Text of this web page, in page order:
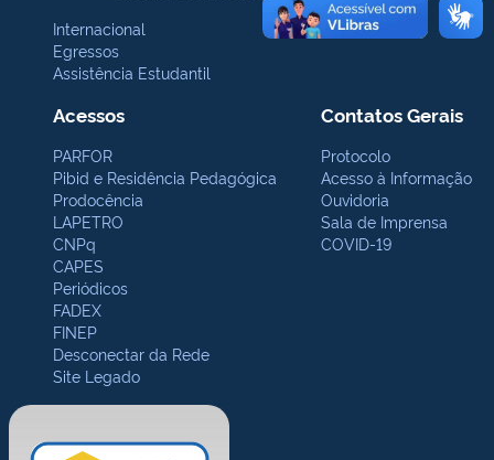
Internacional
Egressos
Assistência Estudantil
Acessos
PARFOR
Pibid e Residência Pedagógica
Prodocência
LAPETRO
CNPq
CAPES
Periódicos
FADEX
FINEP
Desconectar da Rede
Site Legado
Contatos Gerais
Protocolo
Acesso à Informação
Ouvidoria
Sala de Imprensa
COVID-19